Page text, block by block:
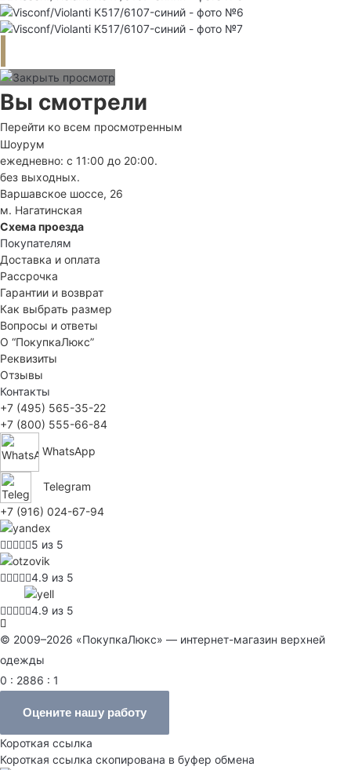
Вы смотрели
Перейти ко всем просмотренным
Шоурум
ежедневно: с 11:00 до 20:00.
без выходных.
Варшавское шоссе, 26
м. Нагатинская
Схема проезда
Покупателям
Доставка и оплата
Рассрочка
Гарантии и возврат
Как выбрать размер
Вопросы и ответы
О “ПокупкаЛюкс”
Реквизиты
Отзывы
Контакты
+7 (495) 565-35-22
+7 (800) 555-66-84
WhatsApp
Telegram
+7 (916) 024-67-94
5 из 5
4.9 из 5
4.9 из 5
© 2009–2026 «ПокупкаЛюкс» — интернет-магазин верхней
одежды
0 : 2886 : 1
Оцените нашу работу
Короткая ссылка
Короткая ссылка скопирована в буфер обмена